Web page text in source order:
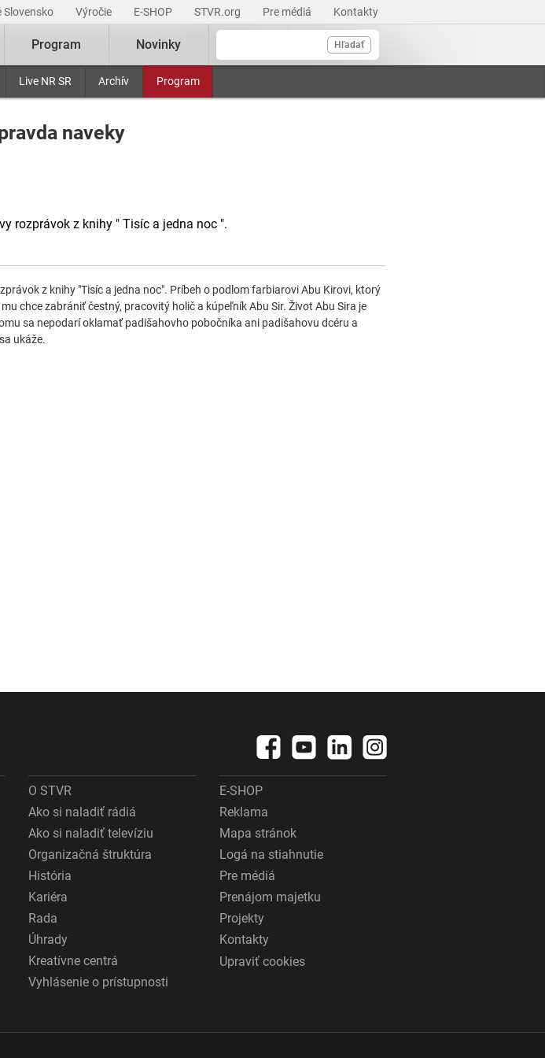
Slovensko Výročie E-SHOP STVR.org Pre médiá Kontakty
Hľadať
Live NR SR Archív Program
Program Novinky
naveky
rozprávok z knihy " Tisíc a jedna noc ".
z knihy "Tisíc a jedna noc". Príbeh o podlom farbiarovi Abu Kirovi, ktorý
chce zabrániť čestný, pracovitý holič a kúpeľník Abu Sir. Život Abu Sira je
sa nepodarí oklamať padišahovho pobočníka ani padišahovu dcéru a
ukáže.
O STVR
Ako si naladiť rádiá
Ako si naladiť televíziu
Organizačná štruktúra
História
Kariéra
Rada
Úhrady
Kreatívne centrá
Vyhlásenie o prístupnosti
E-SHOP
Reklama
Mapa stránok
Logá na stiahnutie
Pre médiá
Prenájom majetku
Projekty
Kontakty
Upraviť cookies